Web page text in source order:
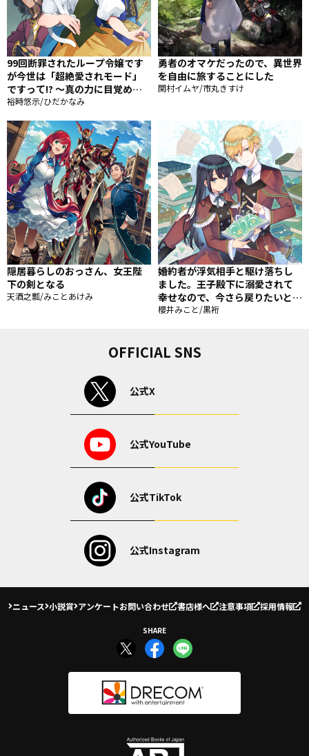
99回断罪されたループ令嬢です
が今世は「超絶愛されモード」
ですって!? 〜真の力に目覚めて
始まる100回目の人生〜
裕時悠示/ひだかなみ
勇者のオマケだったので、異世界
を自由に旅することにした
関村イムヤ/市丸きすけ
隠居暮らしのおっさん、女王陛
下の剣となる
天酒之瓢/みことあけみ
婚約者が浮気相手と駆け落ちし
ました。王子殿下に溺愛されて
幸せなので、今さら戻りたいと言
われても困ります。
櫻井みこと/黒裄
OFFICIAL SNS
公式X
公式YouTube
公式TikTok
公式Instagram
ニュース 小説賞 アンケートお問い合わせ 書店様へ 注意事項 採用情報
SHARE